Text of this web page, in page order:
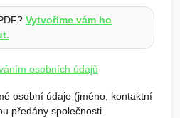
Vytvoříme vám ho
osobních údajů
osobní údaje (jméno, kontaktní
předány společnosti